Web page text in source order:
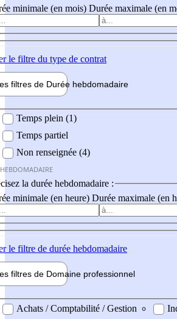
minimale (en mois) Durée maximale (en
le filtre du type de contrat
filtres de Durée hebdomadaire
Temps plein (1)
Temps partiel
Non renseignée (4)
la durée hebdomadaire :
minimale (en heure) Durée maximale (en
le filtre de durée hebdomadaire
filtres de Domaine professionnel
professionel
Achats / Comptabilité / Gestion